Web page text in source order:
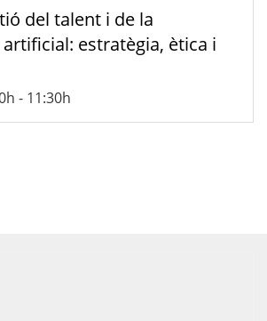
del talent i de la
artificial: estratègia, ètica i
- 11:30h